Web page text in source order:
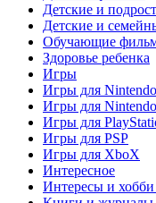
Детские и
Детские и
Обучающие
Здоровье ребенка
Игры
Игры для
Игры для
Игры для
Игры для PSP
Игры для XboX
Интересное
Интересы и